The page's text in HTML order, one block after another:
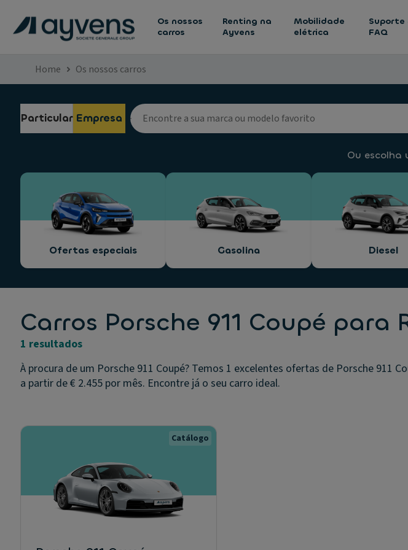
Os nossos
carros
Renting na
Ayvens
Mobilidade
elétrica
Suporte
FAQ
Home Os nossos carros
Particular Empresa
Ou escolha
Ofertas especiais Gasolina Diesel
Carros Porsche 911 Coupé para
1 resultados
À procura de um Porsche 911 Coupé? Temos 1 excelentes ofertas de Porsche
a partir de € 2.455 por mês. Encontre já o seu carro ideal.
Catálogo